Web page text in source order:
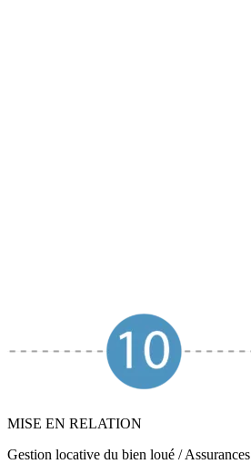
MISE EN RELATION
Gestion locative du bien loué / Assurances